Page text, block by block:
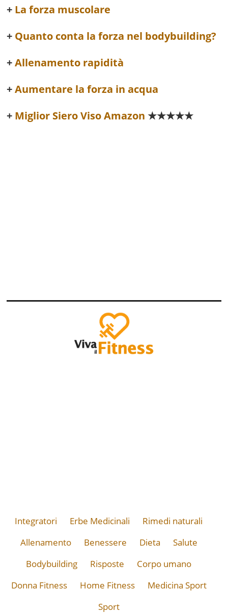
La forza muscolare
Quanto conta la forza nel bodybuilding?
Allenamento rapidità
Aumentare la forza in acqua
Miglior Siero Viso Amazon ★★★★★
Integratori Erbe Medicinali
Rimedi naturali
Allenamento
Benessere Dieta
Salute
Bodybuilding
Risposte
Corpo umano
Donna Fitness
Home Fitness
Medicina Sport
Sport